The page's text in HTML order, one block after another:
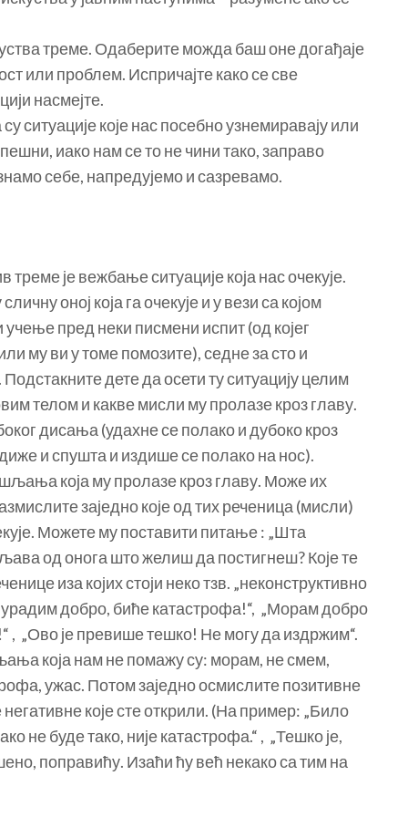
треме. Одаберите можда баш оне догађаје
или проблем. Испричајте како се све
насмејте.
ситуације које нас посебно узнемиравају или
иако нам се то не чини тако, заправо
себе, напредујемо и сазревамо.
је вежбање ситуације која нас очекује.
оној која га очекује и у вези са којом
пред неки писмени испит (од којег
му ви у томе помозите), седне за сто и
дете да осети ту ситуацију целим
телом и какве мисли му пролазе кроз главу.
дисања (удахне се полако и дубоко кроз
и спушта и издише се полако на нос).
која му пролазе кроз главу. Може их
заједно које од тих реченица (мисли)
Можете му поставити питање : „Шта
од онога што желиш да постигнеш? Које те
иза којих стоји неко тзв. „неконструктивно
добро, биће катастрофа!“, „Морам добро
, „Ово је превише тешко! Не могу да издржим“.
која нам не помажу су: морам, не смем,
ужас. Потом заједно осмислите позитивне
које сте открили. (На пример: „Било
не буде тако, није катастрофа.“ , „Тешко је,
поправићу. Изаћи ћу већ некако са тим на